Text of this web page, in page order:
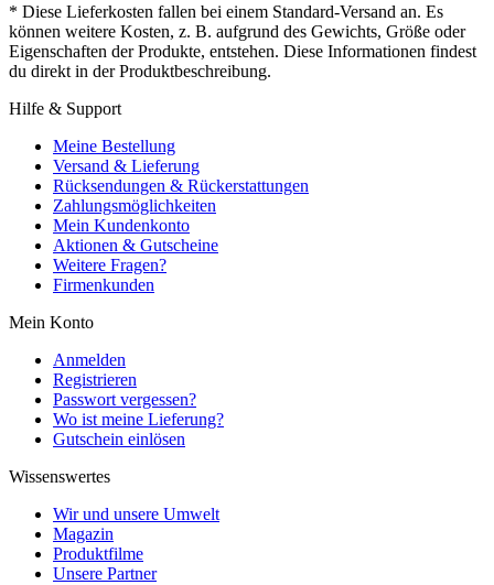
* Diese Lieferkosten fallen bei einem Standard-Versand an. Es
können weitere Kosten, z. B. aufgrund des Gewichts, Größe oder
Eigenschaften der Produkte, entstehen. Diese Informationen findest
du direkt in der Produktbeschreibung.
Hilfe & Support
Meine Bestellung
Versand & Lieferung
Rücksendungen & Rückerstattungen
Zahlungsmöglichkeiten
Mein Kundenkonto
Aktionen & Gutscheine
Weitere Fragen?
Firmenkunden
Mein Konto
Anmelden
Registrieren
Passwort vergessen?
Wo ist meine Lieferung?
Gutschein einlösen
Wissenswertes
Wir und unsere Umwelt
Magazin
Produktfilme
Unsere Partner